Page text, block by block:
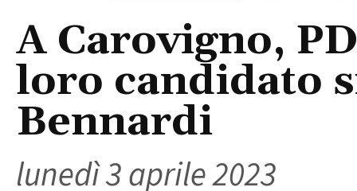
A Carovigno,
loro candidato
Bennardi
lunedì 3 aprile 2023